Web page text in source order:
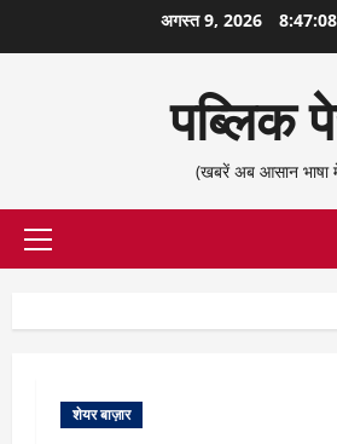
सामग्री
अगस्त 9, 2026
पब्लिक
(खबरें अब आसान भाषा
प्राथमिक
शेयर बाज़ार